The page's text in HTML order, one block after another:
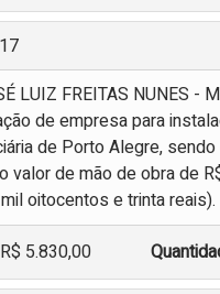
LUIZ FREITAS NUNES -
de empresa para
de Porto Alegre,
valor de mão de obra de
oitocentos e trinta reais).
R$ 5.830,00